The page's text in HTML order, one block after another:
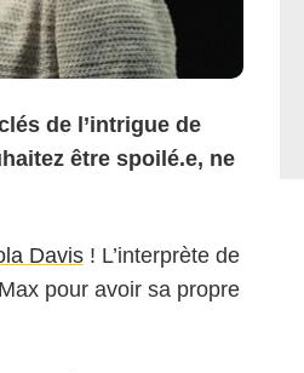
de l’intrigue de
être spoilé.e, ne
Davis ! L’interprète de
pour avoir sa propre